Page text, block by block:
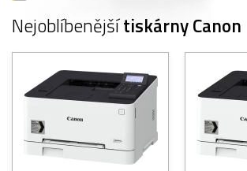
Nejoblíbenějšítiskárny Canon